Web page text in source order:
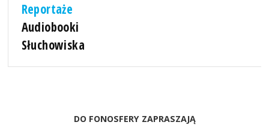
Reportaże
Audiobooki
Słuchowiska
DO FONOSFERY ZAPRASZAJĄ